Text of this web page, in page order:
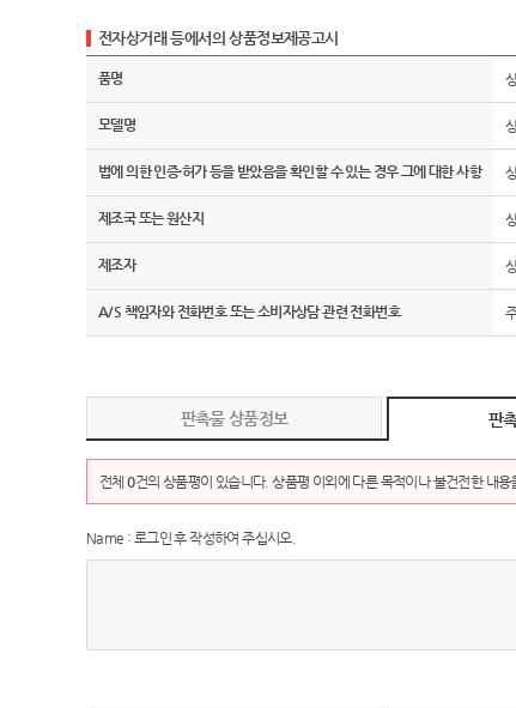
전자상거래 등에서의 상품정보제공고시
품명
모델명
법에 의한 인증·허가 등을 받았음을 확인할 수 있는 경우 그에 대한 사항
제조국 또는 원산지
제조자
A/S 책임자와 전화번호 또는 소비자상담 관련 전화번호
판촉물 상품정보 판
전체0건의 상품평이 있습니다. 상품평 이외에 다른 목적이나 불건전한 내용
Name : 로그인 후 작성하여 주십시오.